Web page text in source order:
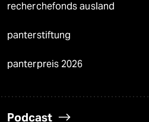
recherchefonds ausland
panterstiftung
panterpreis 2026
Podcast